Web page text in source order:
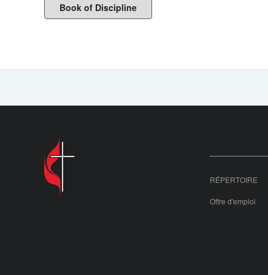
Book of Discipline
RÉPERTOIRE
Offre d'emploi